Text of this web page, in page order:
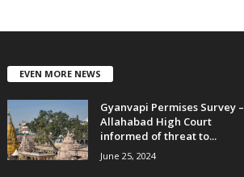
EVEN MORE NEWS
Gyanvapi Permises Survey –
Allahabad High Court
informed of threat to...
June 25, 2024